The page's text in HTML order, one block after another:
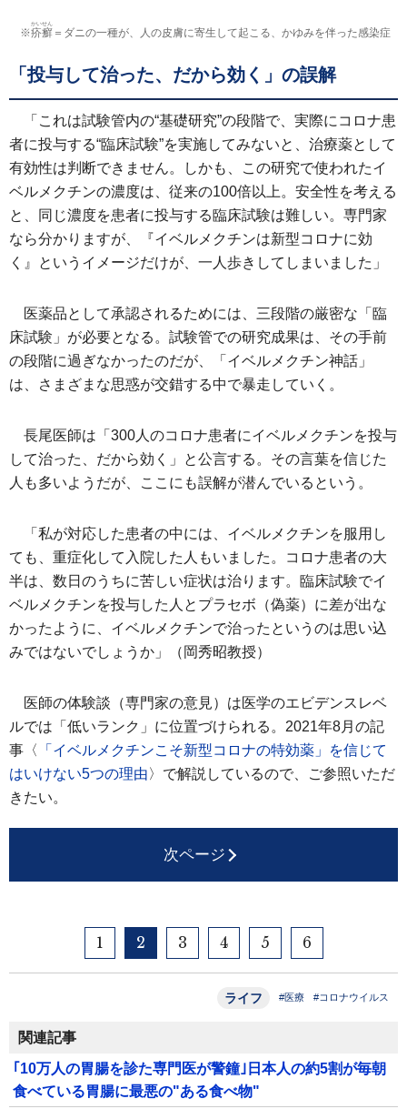
※疥癬
かいせん
＝ダニの一種が、人の皮膚に寄生して起こる、かゆみを伴った感染症
「投与して治った、だから効く」の誤解
「これは試験管内の“基礎研究”の段階で、実際にコロナ患
者に投与する“臨床試験”を実施してみないと、治療薬として
有効性は判断できません。しかも、この研究で使われたイ
ベルメクチンの濃度は、従来の100倍以上。安全性を考える
と、同じ濃度を患者に投与する臨床試験は難しい。専門家
なら分かりますが、『イベルメクチンは新型コロナに効
く』というイメージだけが、一人歩きしてしまいました」
医薬品として承認されるためには、三段階の厳密な「臨
床試験」が必要となる。試験管での研究成果は、その手前
の段階に過ぎなかったのだが、「イベルメクチン神話」
は、さまざまな思惑が交錯する中で暴走していく。
長尾医師は「300人のコロナ患者にイベルメクチンを投与
して治った、だから効く」と公言する。その言葉を信じた
人も多いようだが、ここにも誤解が潜んでいるという。
「私が対応した患者の中には、イベルメクチンを服用し
ても、重症化して入院した人もいました。コロナ患者の大
半は、数日のうちに苦しい症状は治ります。臨床試験でイ
ベルメクチンを投与した人とプラセボ（偽薬）に差が出な
かったように、イベルメクチンで治ったというのは思い込
みではないでしょうか」（岡秀昭教授）
医師の体験談（専門家の意見）は医学のエビデンスレベ
ルでは「低いランク」に位置づけられる。2021年8月の記
事〈
「イベルメクチンこそ新型コロナの特効薬」を信じて
はいけない5つの理由〉で解説しているので、ご参照いただ
きたい。
次ページ
1 2 3 4 5 6
ライフ #医療 #コロナウイルス
関連記事
｢10万人の胃腸を診た専門医が警鐘｣日本人の約5割が毎朝
食べている胃腸に最悪の"ある食べ物"